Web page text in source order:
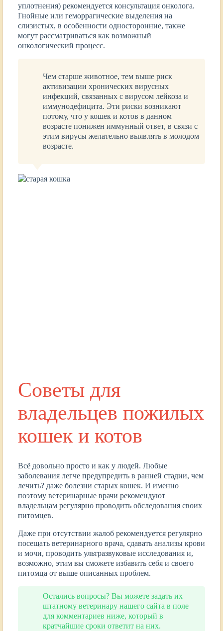
уплотнения) рекомендуется консультация онколога.
Гнойные или геморрагические выделения на
слизистых, в особенности односторонние, также
могут рассматриваться как возможный
онкологический процесс.
Чем старше животное, тем выше риск
активизации хронических вирусных
инфекций, связанных с вирусом лейкоза и
иммунодефицита. Эти риски возникают
потому, что у кошек и котов в данном
возрасте понижен иммунный ответ, в связи с
этим вирусы желательно выявлять в молодом
возрасте.
Советы для
владельцев пожилых
кошек и котов
Всё довольно просто и как у людей. Любые
заболевания легче предупредить в ранней стадии, чем
лечить? даже болезни старых кошек. И именно
поэтому ветеринарные врачи рекомендуют
владельцам регулярно проводить обследования своих
питомцев.
Даже при отсутствии жалоб рекомендуется регулярно
посещать ветеринарного врача, сдавать анализы крови
и мочи, проводить ультразвуковые исследования и,
возможно, этим вы сможете избавить себя и своего
питомца от выше описанных проблем.
Остались вопросы? Вы можете задать их
штатному ветеринару нашего сайта в поле
для комментариев ниже, который в
кратчайшие сроки ответит на них.